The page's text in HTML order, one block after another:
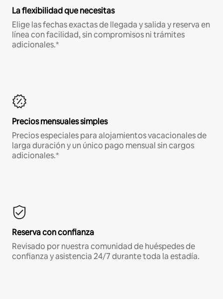
La flexibilidad que necesitas
Elige las fechas exactas de llegada y salida y reserva en
línea con facilidad, sin compromisos ni trámites
adicionales.*
Precios mensuales simples
Precios especiales para alojamientos vacacionales de
larga duración y un único pago mensual sin cargos
adicionales.*
Reserva con confianza
Revisado por nuestra comunidad de huéspedes de
confianza y asistencia 24/7 durante toda la estadía.